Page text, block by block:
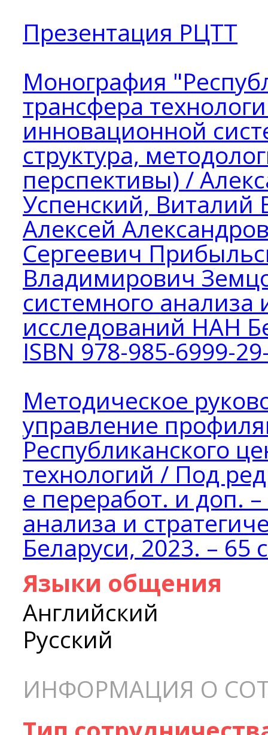
Презентация РЦТТ
Монография
трансфера
инновационной
структура,
перспективы) /
Успенский,
Алексей
Сергеевич
Владимирович
системного анализа
исследований НАН
ISBN 978-985-6999-
Методическое
управление
Республиканского
технологий / Под
е переработ. и доп.
анализа и
Беларуси, 2023. – 65
Языки общения
Английский
Русский
ИНФОРМАЦИЯ О